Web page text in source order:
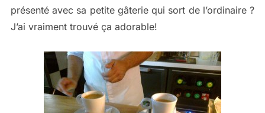
présenté avec sa petite gâterie qui sort de l’ordinaire ?
J’ai vraiment trouvé ça adorable!